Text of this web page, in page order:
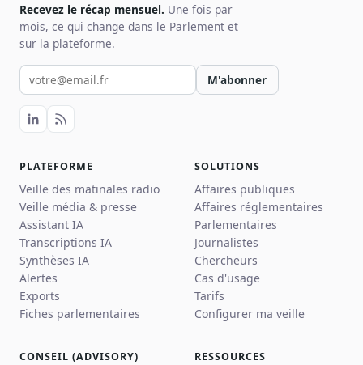
Recevez le récap mensuel. Une fois par
mois, ce qui change dans le Parlement et
sur la plateforme.
Votre email pour la newsletter
M'abonner
PLATEFORME
Veille des matinales radio
Veille média & presse
Assistant IA
Transcriptions IA
Synthèses IA
Alertes
Exports
Fiches parlementaires
SOLUTIONS
Affaires publiques
Affaires réglementaires
Parlementaires
Journalistes
Chercheurs
Cas d'usage
Tarifs
Configurer ma veille
CONSEIL (ADVISORY) RESSOURCES